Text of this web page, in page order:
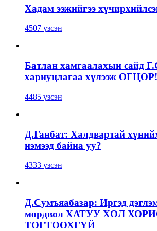
Хадам ээжийгээ
4507 үзсэн
Батлан хамгаалахын сайд
хариуцлагаа хүлээж
4485 үзсэн
Д.Ганбат: Халдвартай
нэмээд байна уу?
4333 үзсэн
Д.Сумъяабазар: Иргэд
мөрдвөл ХАТУУ ХӨЛ
ТОГТООХГҮЙ